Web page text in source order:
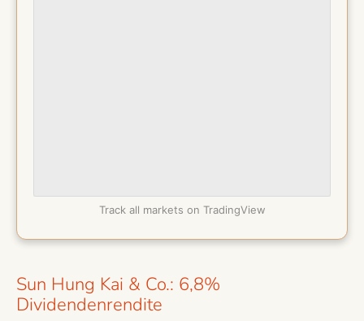
Track all markets on TradingView
Sun Hung Kai & Co.: 6,8%
Dividendenrendite